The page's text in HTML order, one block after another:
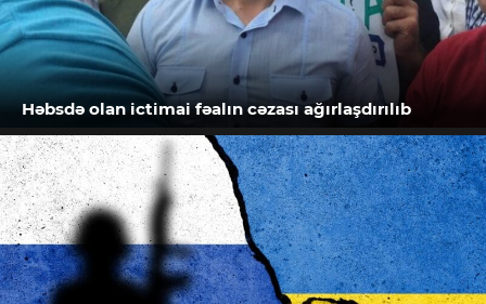
Həbsdə olan ictimai fəalın cəzası ağırlaşdırılıb